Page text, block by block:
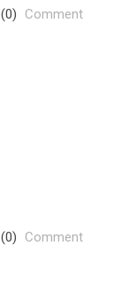
(0) Comment
(0) Comment